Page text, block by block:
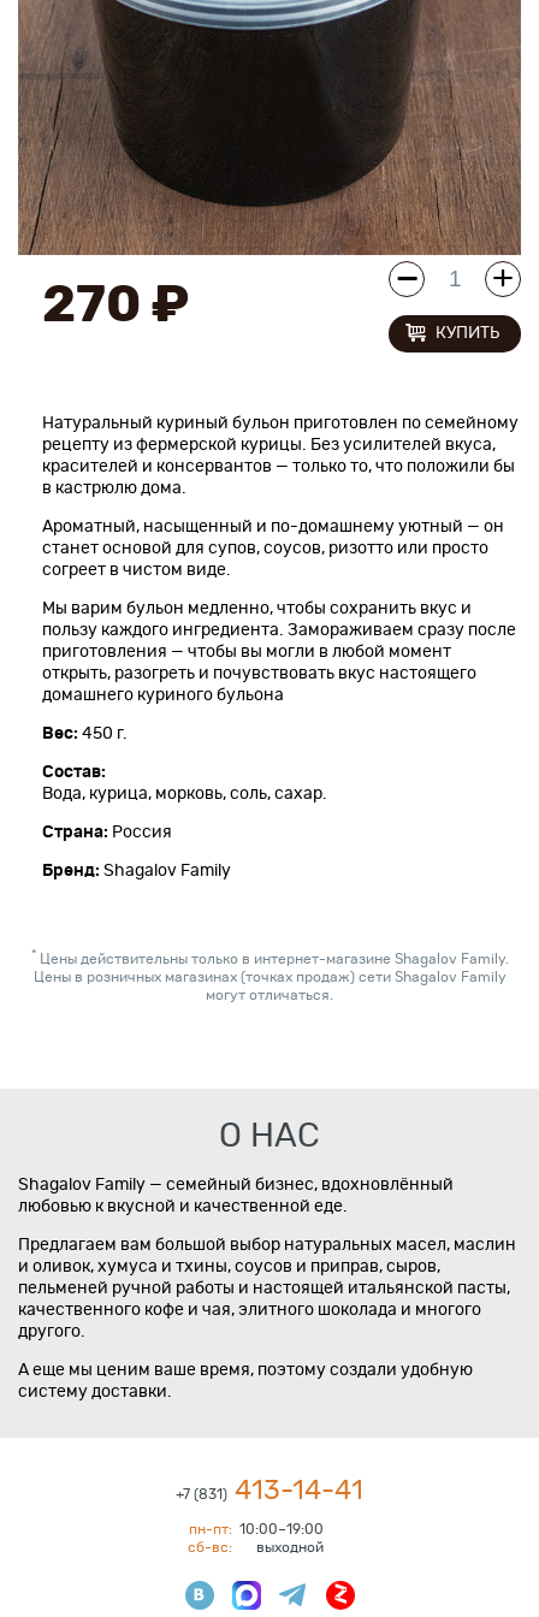
Новинки
Рецепты
Блог
Оплата/доставка
Контакты
270 ₽
КУПИТЬ
Натуральный куриный бульон приготовлен по семейному
рецепту из фермерской курицы. Без усилителей вкуса,
красителей и консервантов — только то, что положили бы
в кастрюлю дома.
Ароматный, насыщенный и по-домашнему уютный — он
станет основой для супов, соусов, ризотто или просто
согреет в чистом виде.
Мы варим бульон медленно, чтобы сохранить вкус и
пользу каждого ингредиента. Замораживаем сразу после
приготовления — чтобы вы могли в любой момент
открыть, разогреть и почувствовать вкус настоящего
домашнего куриного бульона
Вес: 450 г.
Состав:
Вода, курица, морковь, соль, сахар.
Страна: Россия
Бренд: Shagalov Family
* Цены действительны только в интернет-магазине Shagalov Family.
Цены в розничных магазинах (точках продаж) сети Shagalov Family
могут отличаться.
О НАС
Shagalov Family — семейный бизнес, вдохновлённый
любовью к вкусной и качественной еде.
Предлагаем вам большой выбор натуральных масел, маслин
и оливок, хумуса и тхины, соусов и приправ, сыров,
пельменей ручной работы и настоящей итальянской пасты,
качественного кофе и чая, элитного шоколада и многого
другого.
А еще мы ценим ваше время, поэтому создали удобную
систему доставки.
+7 (831) 413-14-41
пн-пт: 10:00–19:00
сб-вс:
выходной